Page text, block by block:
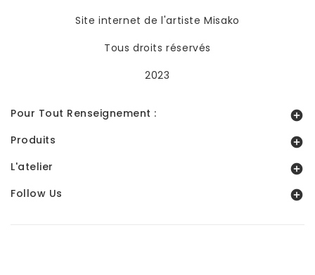
Site internet de l'artiste Misako
Tous droits réservés
2023
Pour Tout Renseignement :

Produits

L'atelier

Follow Us
